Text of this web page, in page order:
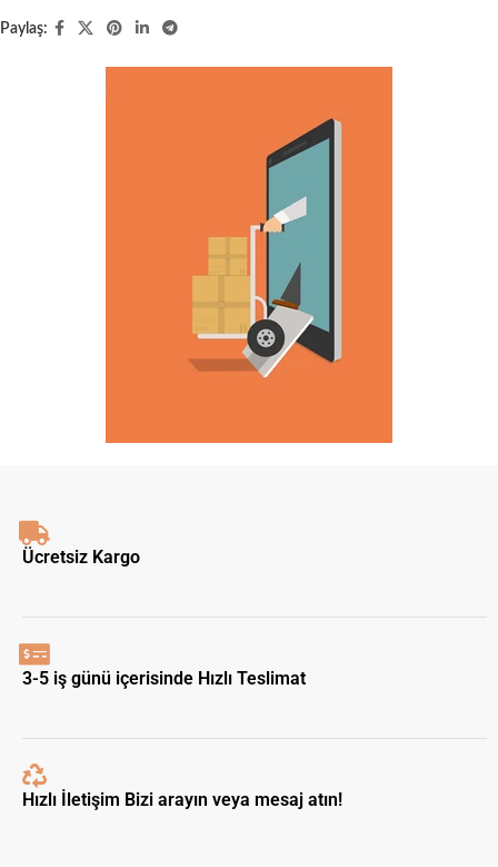
Paylaş:
Ücretsiz Kargo
3-5 iş günü içerisinde Hızlı Teslimat
Hızlı İletişim Bizi arayın veya mesaj atın!